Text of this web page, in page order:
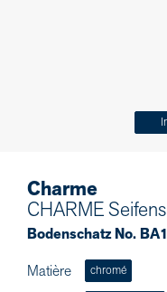
Charme
CHARME
Bodenschatz No.
Matière
chromé